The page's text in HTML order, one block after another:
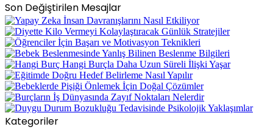
Son Değiştirilen Mesajlar
Kategoriler